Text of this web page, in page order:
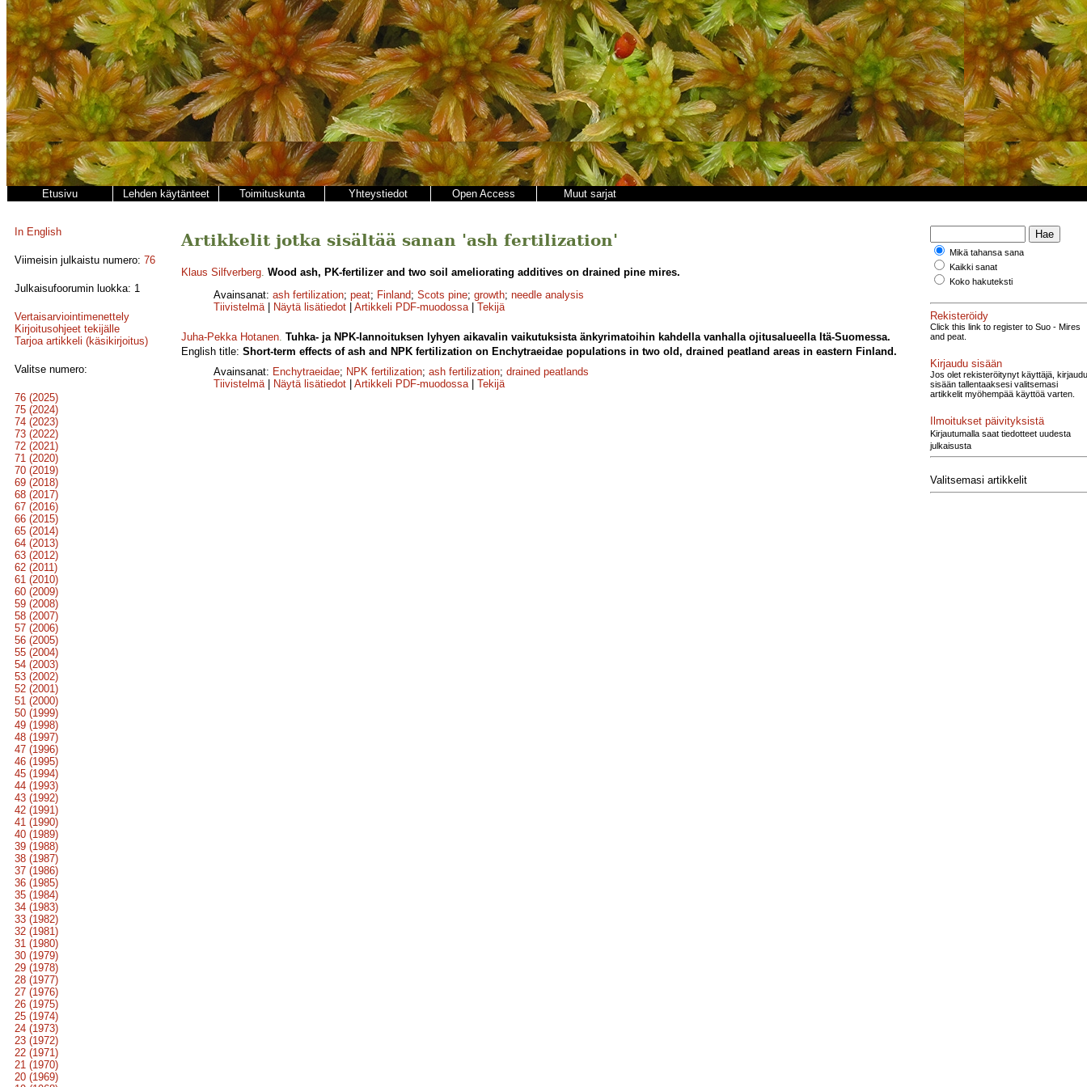
Etusivu Lehden käytänteet Toimituskunta Yhteystiedot Open Access Muut sarjat
In English
Viimeisin julkaistu numero: 76
Julkaisufoorumin luokka: 1
Vertaisarviointimenettely
Kirjoitusohjeet tekijälle
Tarjoa artikkeli (käsikirjoitus)
Valitse numero:
76 (2025)
75 (2024)
74 (2023)
73 (2022)
72 (2021)
71 (2020)
70 (2019)
69 (2018)
68 (2017)
67 (2016)
66 (2015)
65 (2014)
64 (2013)
63 (2012)
62 (2011)
61 (2010)
60 (2009)
59 (2008)
58 (2007)
57 (2006)
56 (2005)
55 (2004)
54 (2003)
53 (2002)
52 (2001)
51 (2000)
50 (1999)
49 (1998)
48 (1997)
47 (1996)
46 (1995)
45 (1994)
44 (1993)
43 (1992)
42 (1991)
41 (1990)
40 (1989)
39 (1988)
38 (1987)
37 (1986)
36 (1985)
35 (1984)
34 (1983)
33 (1982)
32 (1981)
31 (1980)
30 (1979)
29 (1978)
28 (1977)
27 (1976)
26 (1975)
25 (1974)
24 (1973)
23 (1972)
22 (1971)
21 (1970)
20 (1969)
Artikkelit jotka sisältää sanan 'ash fertilization'
Klaus Silfverberg. Wood ash, PK-fertilizer and two soil ameliorating additives on drained pine mires.
Avainsanat: ash fertilization; peat; Finland; Scots pine; growth; needle analysis
Tiivistelmä| Näytä lisätiedot Artikkeli PDF-muodossa| Tekijä
Juha-Pekka Hotanen. Tuhka- ja NPK-lannoituksen lyhyen aikavalin vaikutuksista änkyrimatoihin kahdella vanhalla ojitusalueella Itä-Suomessa.
English title: Short-term effects of ash and NPK fertilization on Enchytraeidae populations in two old, drained peatland areas in eastern Finland.
Avainsanat: Enchytraeidae; NPK fertilization; ash fertilization; drained peatlands
Tiivistelmä| Näytä lisätiedot Artikkeli PDF-muodossa| Tekijä
Mikä tahansa sana
Kaikki sanat
Koko hakuteksti
Rekisteröidy
Click this link to register to Suo - Mires
and peat.
Kirjaudu sisään
Jos olet rekisteröitynyt käyttäjä, kirjaudu
sisään tallentaaksesi valitsemasi
artikkelit myöhempää käyttöä varten.
Ilmoitukset päivityksistä
Kirjautumalla saat tiedotteet uudesta
julkaisusta
Valitsemasi artikkelit